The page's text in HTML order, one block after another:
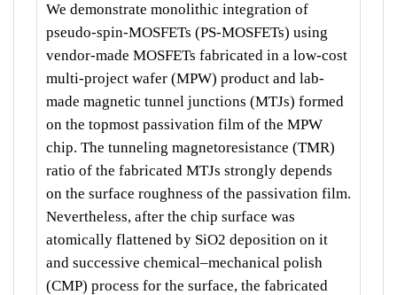
We demonstrate monolithic integration of
pseudo-spin-MOSFETs (PS-MOSFETs) using
vendor-made MOSFETs fabricated in a low-cost
multi-project wafer (MPW) product and lab-
made magnetic tunnel junctions (MTJs) formed
on the topmost passivation film of the MPW
chip. The tunneling magnetoresistance (TMR)
ratio of the fabricated MTJs strongly depends
on the surface roughness of the passivation film.
Nevertheless, after the chip surface was
atomically flattened by SiO2 deposition on it
and successive chemical–mechanical polish
(CMP) process for the surface, the fabricated